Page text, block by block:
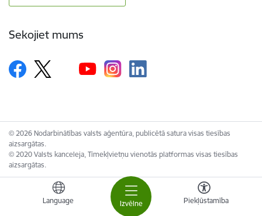
Izvēlne
Language Piekļūstamība
Sekojiet mums
© 2026 Nodarbinātības valsts aģentūra, publicētā satura visas tiesības
aizsargātas.
© 2020 Valsts kanceleja, Tīmekļvietņu vienotās platformas visas tiesības
aizsargātas.